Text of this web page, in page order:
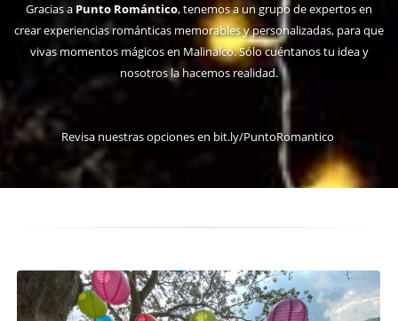
Gracias a Punto Romántico, tenemos a un grupo de expertos en
crear experiencias románticas memorables y personalizadas, para que
vivas momentos mágicos en Malinalco. Sólo cuéntanos tu idea y
nosotros la hacemos realidad.
Revisa nuestras opciones en bit.ly/PuntoRomantico